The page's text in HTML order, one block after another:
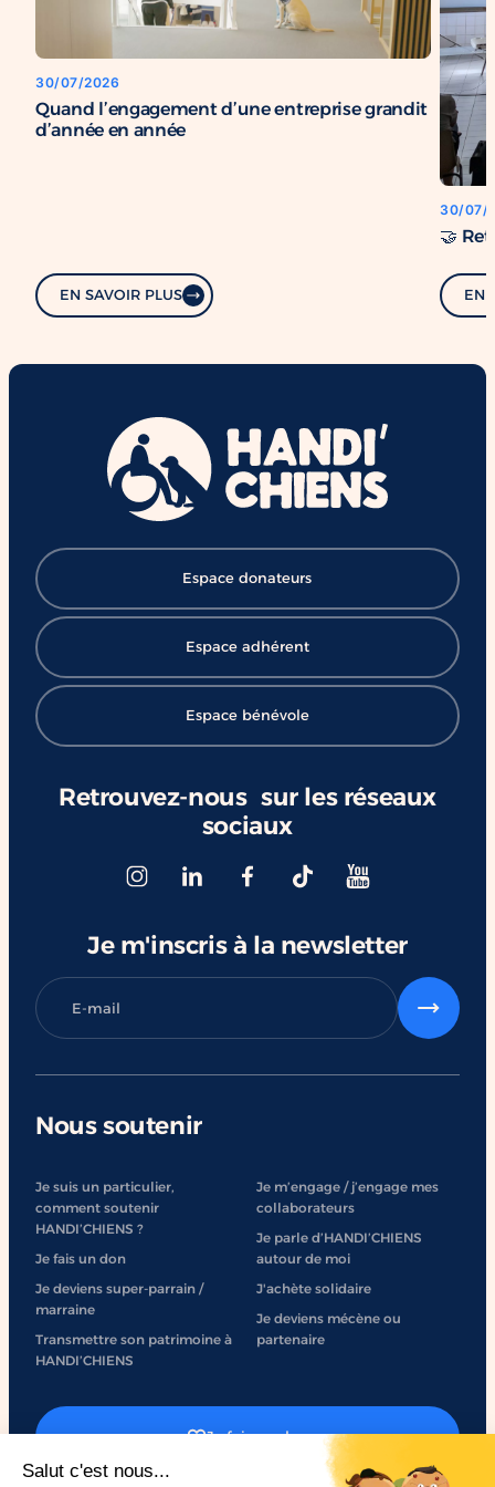
30/07/2026
Quand l’engagement d’une entreprise grandit
d’année en année
EN SAVOIR PLUS
30/07/
🤝
EN
Retrouvez-nous sur les réseaux
sociaux
Espace donateurs
Espace adhérent
Espace bénévole
Je m'inscris à la newsletter
Nous soutenir
Je suis un particulier,
comment soutenir
HANDI’CHIENS ?
Je fais un don
Je deviens super-parrain /
marraine
Transmettre son patrimoine à
HANDI’CHIENS
Je m’engage / j’engage mes
collaborateurs
Je parle d’HANDI’CHIENS
autour de moi
J'achète solidaire
Je deviens mécène ou
partenaire
Je fais un don